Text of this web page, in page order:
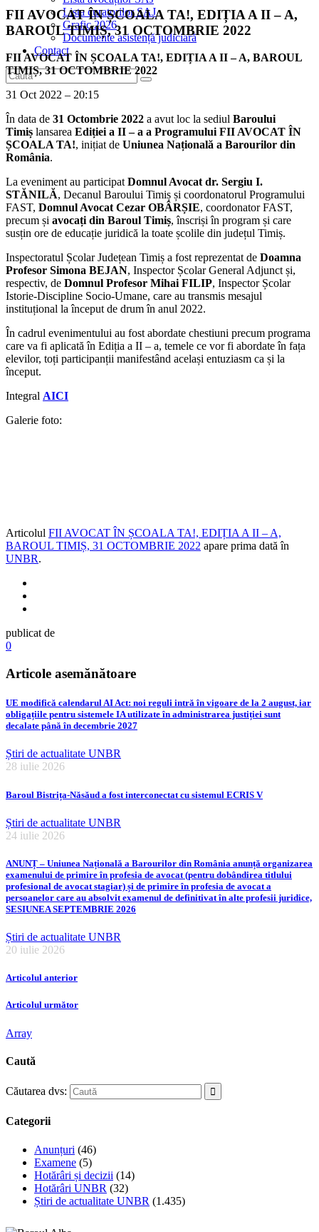
Lista curatorilor SAJ
Grafic 2026
Documente asistență judiciară
Contact
FII AVOCAT ÎN ȘCOALA TA!, EDIȚIA A II – A,
BAROUL TIMIȘ, 31 OCTOMBRIE 2022
FII AVOCAT ÎN ȘCOALA TA!, EDIȚIA A II – A, BAROUL
TIMIȘ, 31 OCTOMBRIE 2022
31 Oct 2022 – 20:15
În data de 31 Octombrie 2022 a avut loc la sediul Baroului
Timiș lansarea Ediției a II – a a Programului FII AVOCAT ÎN
ȘCOALA TA!, inițiat de Uniunea Națională a Barourilor din
România.
La eveniment au participat Domnul Avocat dr. Sergiu I.
STĂNILĂ, Decanul Baroului Timiș și coordonatorul Programului
FAST, Domnul Avocat Cezar OBÂRȘIE, coordonator FAST,
precum și avocați din Baroul Timiș, înscriși în program și care
susțin ore de educație juridică la toate școlile din județul Timiș.
Inspectoratul Școlar Județean Timiș a fost reprezentat de Doamna
Profesor Simona BEJAN, Inspector Școlar General Adjunct și,
respectiv, de Domnul Profesor Mihai FILIP, Inspector Școlar
Istorie-Discipline Socio-Umane, care au transmis mesajul
instituțional la început de drum în anul 2022.
În cadrul evenimentului au fost abordate chestiuni precum programa
care va fi aplicată în Ediția a II – a, temele ce vor fi abordate în fața
elevilor, toți participanții manifestând același entuziasm ca și la
început.
Integral AICI
Galerie foto:
Articolul FII AVOCAT ÎN ȘCOALA TA!, EDIȚIA A II – A,
BAROUL TIMIȘ, 31 OCTOMBRIE 2022 apare prima dată în
UNBR.
publicat de
0
Articole asemănătoare
UE modifică calendarul AI Act: noi reguli intră în vigoare de la 2 august, iar
obligațiile pentru sistemele IA utilizate în administrarea justiției sunt
decalate până în decembrie 2027
Știri de actualitate UNBR
28 iulie 2026
Baroul Bistrița-Năsăud a fost interconectat cu sistemul ECRIS V
Știri de actualitate UNBR
24 iulie 2026
ANUNȚ – Uniunea Națională a Barourilor din România anunță organizarea
examenului de primire în profesia de avocat (pentru dobândirea titlului
profesional de avocat stagiar) și de primire în profesia de avocat a
persoanelor care au absolvit examenul de definitivat în alte profesii juridice,
SESIUNEA SEPTEMBRIE 2026
Știri de actualitate UNBR
20 iulie 2026
Articolul anterior
Articolul următor
Array
Caută
Căutarea dvs:
Categorii
Anunțuri (46)
Examene (5)
Hotărâri și decizii (14)
Hotărâri UNBR (32)
Știri de actualitate UNBR (1.435)